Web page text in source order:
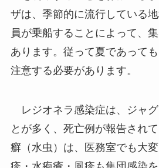
ザは、季節的に流行している
員が乗船することによって、
あります。従って夏であって
注意する必要があります。
レジオネラ感染症は、ジャ
とが多く、死亡例が報告され
癬（水虫）は、医務室でも大